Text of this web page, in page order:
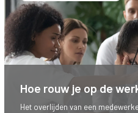
Hoe rouw je op de
Het overlijden van een